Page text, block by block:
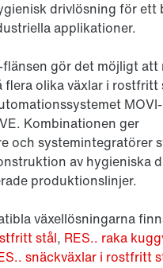
drivlösning för ett
applikationer.
flänsen gör det möjligt att
flera olika växlar i rostfritt
Kombinationen ger
och systemintegratörer
av hygieniska
produktionslinjer.
växellösningarna
stål, RES.. raka
snäckväxlar i rostfritt